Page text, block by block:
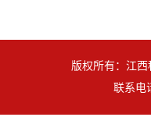
版权所有：江
联系电